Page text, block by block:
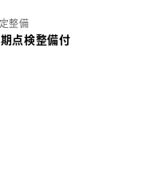
整備
点検整備付